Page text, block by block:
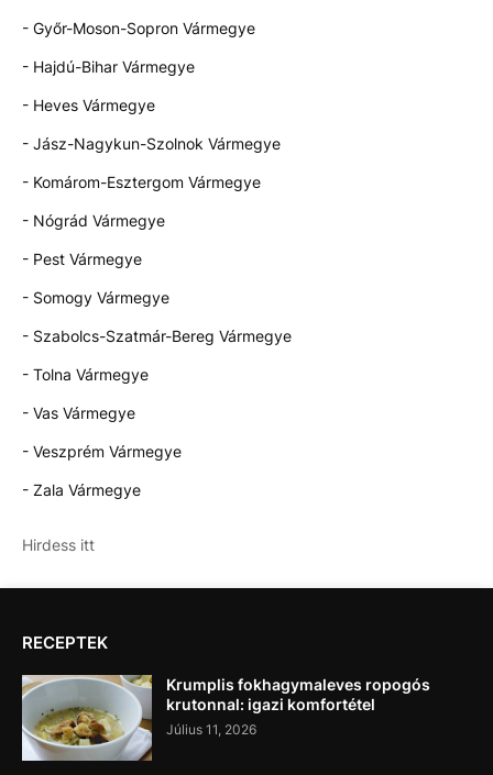
- Győr-Moson-Sopron Vármegye
- Hajdú-Bihar Vármegye
- Heves Vármegye
- Jász-Nagykun-Szolnok Vármegye
- Komárom-Esztergom Vármegye
- Nógrád Vármegye
- Pest Vármegye
- Somogy Vármegye
- Szabolcs-Szatmár-Bereg Vármegye
- Tolna Vármegye
- Vas Vármegye
- Veszprém Vármegye
- Zala Vármegye
Hirdess itt
RECEPTEK
Krumplis fokhagymaleves ropogós
krutonnal: igazi komfortétel
Július 11, 2026